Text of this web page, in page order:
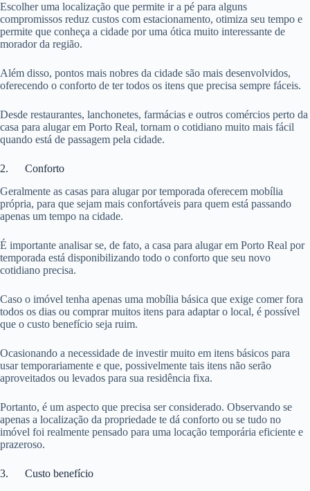
Escolher uma localização que permite ir a pé para alguns
compromissos reduz custos com estacionamento, otimiza seu tempo e
permite que conheça a cidade por uma ótica muito interessante de
morador da região.
Além disso, pontos mais nobres da cidade são mais desenvolvidos,
oferecendo o conforto de ter todos os itens que precisa sempre fáceis.
Desde restaurantes, lanchonetes, farmácias e outros comércios perto da
casa para alugar em Porto Real, tornam o cotidiano muito mais fácil
quando está de passagem pela cidade.
2. Conforto
Geralmente as casas para alugar por temporada oferecem mobília
própria, para que sejam mais confortáveis para quem está passando
apenas um tempo na cidade.
É importante analisar se, de fato, a casa para alugar em Porto Real por
temporada está disponibilizando todo o conforto que seu novo
cotidiano precisa.
Caso o imóvel tenha apenas uma mobília básica que exige comer fora
todos os dias ou comprar muitos itens para adaptar o local, é possível
que o custo benefício seja ruim.
Ocasionando a necessidade de investir muito em itens básicos para
usar temporariamente e que, possivelmente tais itens não serão
aproveitados ou levados para sua residência fixa.
Portanto, é um aspecto que precisa ser considerado. Observando se
apenas a localização da propriedade te dá conforto ou se tudo no
imóvel foi realmente pensado para uma locação temporária eficiente e
prazeroso.
3. Custo benefício